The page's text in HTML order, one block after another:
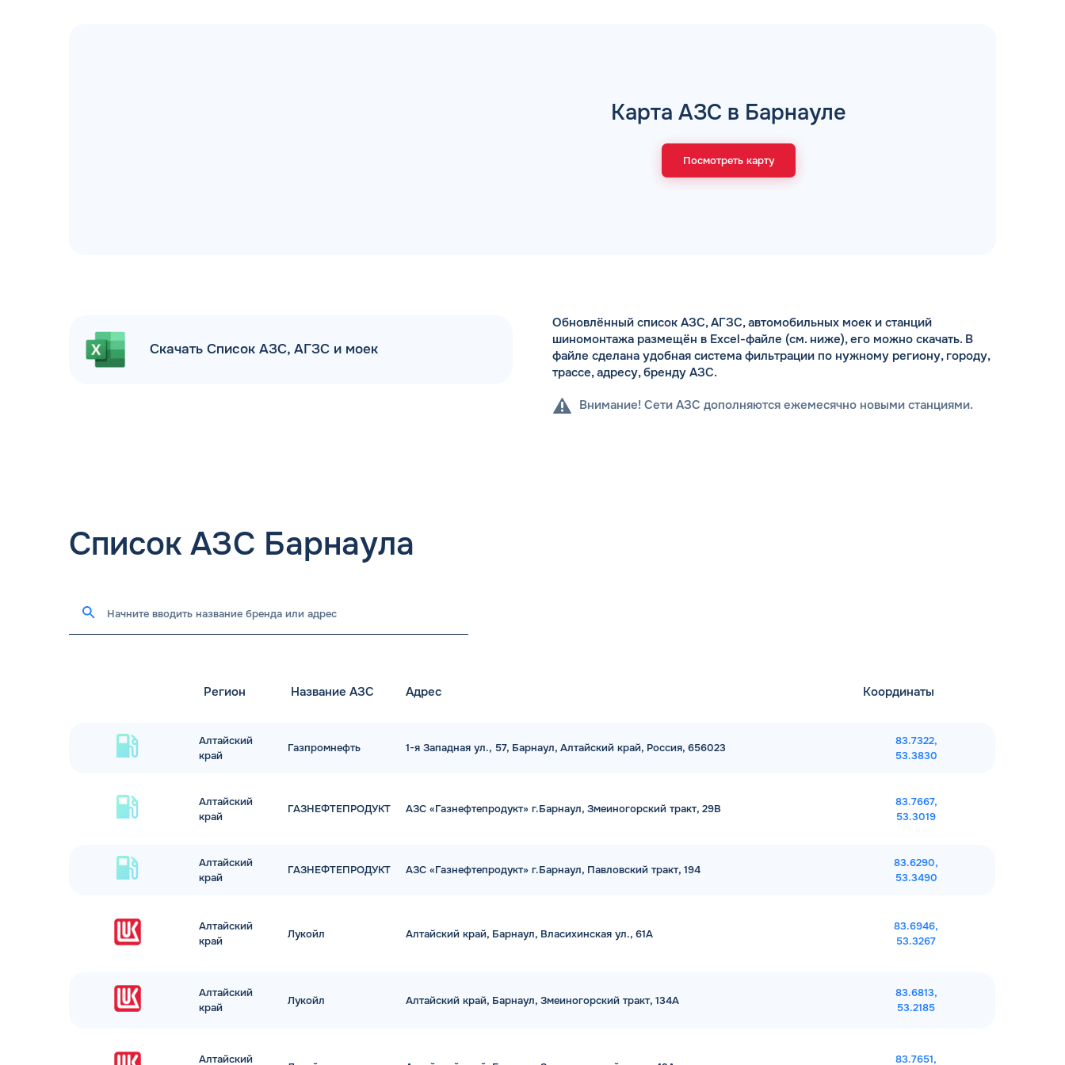
Карта АЗС в Барнауле
Посмотреть карту
Скачать Список АЗС, АГЗС и моек
Обновлённый список АЗС, АГЗС, автомобильных моек и станций
шиномонтажа размещён в Excel-файле (см. ниже), его можно скачать. В
файле сделана удобная система фильтрации по нужному региону, городу,
трассе, адресу, бренду АЗС.
Внимание! Сети АЗС дополняются ежемесячно новыми станциями.
Список АЗС Барнаула
Регион Название АЗС Адрес Координаты
Алтайский
край
Газпромнефть 1-я Западная ул., 57, Барнаул, Алтайский край, Россия, 656023
83.7322,
53.3830
Алтайский
край
ГАЗНЕФТЕПРОДУКТ АЗС «Газнефтепродукт» г.Барнаул, Змеиногорский тракт, 29В
83.7667,
53.3019
Алтайский
край
ГАЗНЕФТЕПРОДУКТ АЗС «Газнефтепродукт» г.Барнаул, Павловский тракт, 194
83.6290,
53.3490
Алтайский
край
Лукойл Алтайский край, Барнаул, Власихинская ул., 61А
83.6946,
53.3267
Алтайский
край
Лукойл Алтайский край, Барнаул, Змеиногорский тракт, 134А
83.6813,
53.2185
Алтайский 83.7651,
Для юр. лиц и ИП
ОФОРМИТЬ ЗАЯВКУ
ДО
ЗАВТРА